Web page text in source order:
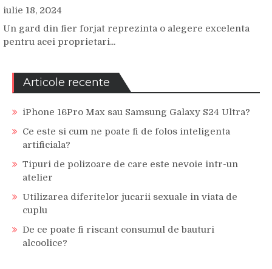
iulie 18, 2024
Un gard din fier forjat reprezinta o alegere excelenta
pentru acei proprietari...
Articole recente
iPhone 16Pro Max sau Samsung Galaxy S24 Ultra?
Ce este si cum ne poate fi de folos inteligenta
artificiala?
Tipuri de polizoare de care este nevoie intr-un
atelier
Utilizarea diferitelor jucarii sexuale in viata de
cuplu
De ce poate fi riscant consumul de bauturi
alcoolice?